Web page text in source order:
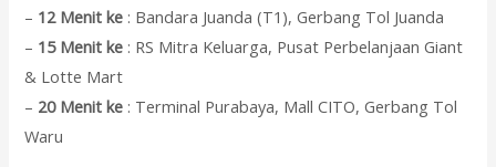
– 12 Menit ke : Bandara Juanda (T1), Gerbang Tol Juanda
– 15 Menit ke : RS Mitra Keluarga, Pusat Perbelanjaan Giant
& Lotte Mart
– 20 Menit ke : Terminal Purabaya, Mall CITO, Gerbang Tol
Waru